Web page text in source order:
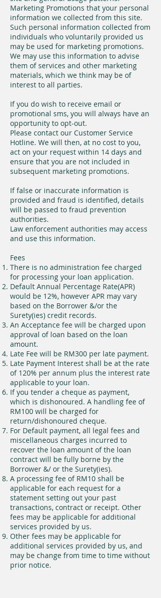
Marketing Promotions that your personal
information we collected from this site.
Such personal information collected from
individuals who voluntarily provided us
may be used for marketing promotions.
We may use this information to advise
them of services and other marketing
materials, which we think may be of
interest to all parties.
If you do wish to receive email or
promotional sms, you will always have an
opportunity to opt-out.
Please contact our Customer Service
Hotline. We will then, at no cost to you,
act on your request within 14 days and
ensure that you are not included in
subsequent marketing promotions.
If false or inaccurate information is
provided and fraud is identified, details
will be passed to fraud prevention
authorities.
Law enforcement authorities may access
and use this information.
Fees
There is no administration fee charged
for processing your loan application.
Default Annual Percentage Rate(APR)
would be 12%, however APR may vary
based on the Borrower &/or the
Surety(ies) credit records.
An Acceptance fee will be charged upon
approval of loan based on the loan
amount.
Late Fee will be RM300 per late payment.
Late Payment Interest shall be at the rate
of 120% per annum plus the interest rate
applicable to your loan.
If you tender a cheque as payment,
which is dishonoured. A handling fee of
RM100 will be charged for
return/dishonoured cheque.
For Default payment, all legal fees and
miscellaneous charges incurred to
recover the loan amount of the loan
contract will be fully borne by the
Borrower &/ or the Surety(ies).
A processing fee of RM10 shall be
applicable for each request for a
statement setting out your past
transactions, contract or receipt. Other
fees may be applicable for additional
services provided by us.
Other fees may be applicable for
additional services provided by us, and
may be change from time to time without
prior notice.